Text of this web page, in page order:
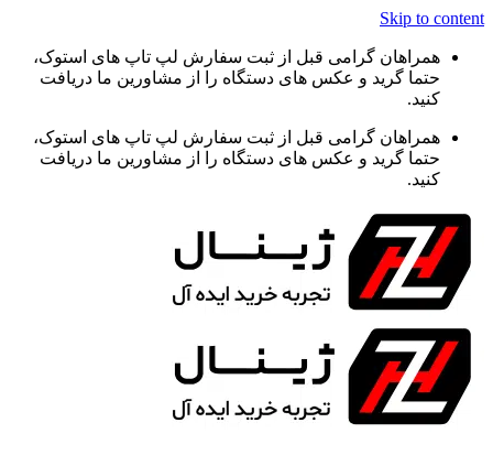
Skip to content
همراهان گرامی قبل از ثبت سفارش لپ تاپ های استوک،
حتما گرید و عکس های دستگاه را از مشاورین ما دریافت
کنید.
همراهان گرامی قبل از ثبت سفارش لپ تاپ های استوک،
حتما گرید و عکس های دستگاه را از مشاورین ما دریافت
کنید.